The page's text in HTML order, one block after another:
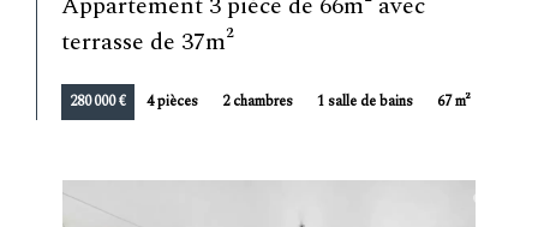
terrasse de 37m²
280 000 € 4 pièces 2 chambres 1 salle de bains 67 m²